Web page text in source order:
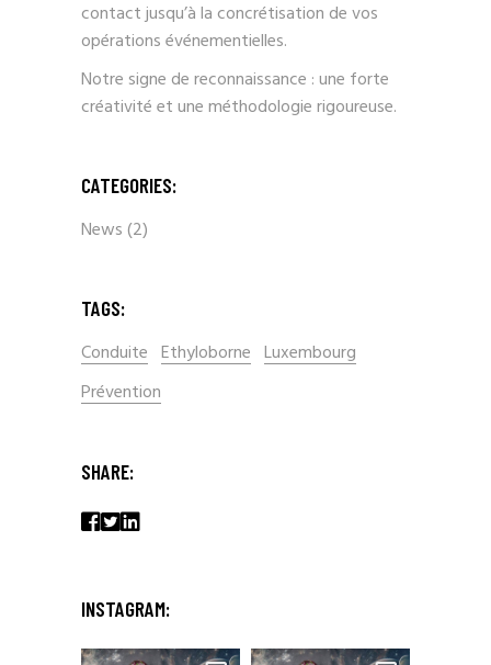
contact jusqu’à la concrétisation de vos
opérations événementielles.
Notre signe de reconnaissance : une forte
créativité et une méthodologie rigoureuse.
CATEGORIES:
News(2)
TAGS:
Conduite Ethyloborne Luxembourg
Prévention
SHARE:
INSTAGRAM: